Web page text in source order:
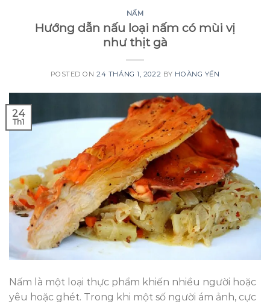
NẤM
Hướng dẫn nấu loại nấm có mùi vị
như thịt gà
POSTED ON24 THÁNG 1, 2022 BY HOÀNG YẾN
24
Th1
Nấm là một loại thực phẩm khiến nhiều người hoặc
yêu hoặc ghét. Trong khi một số người ám ảnh, cực